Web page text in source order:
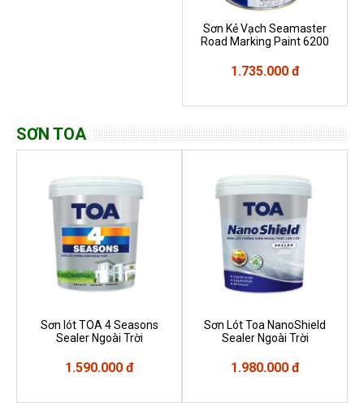
Sơn Kẻ Vạch Seamaster
Road Marking Paint 6200
1.735.000 đ
SƠN TOA
Sơn lót TOA 4 Seasons
Sealer Ngoài Trời
1.590.000 đ
Sơn Lót Toa NanoShield
Sealer Ngoài Trời
1.980.000 đ